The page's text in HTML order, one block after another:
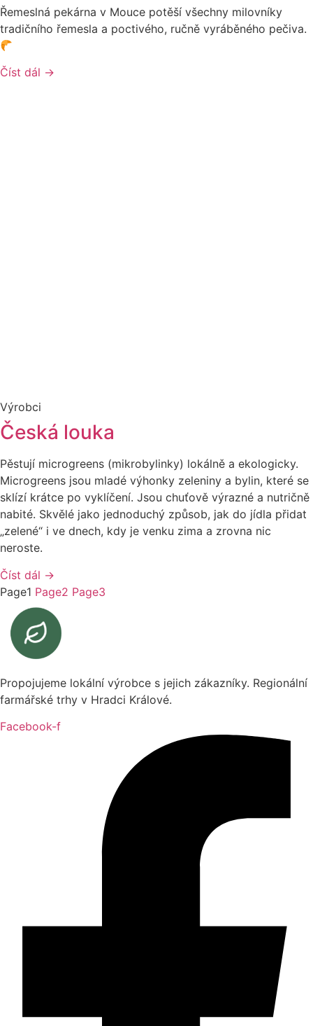
Řemeslná pekárna v Mouce potěší všechny milovníky
tradičního řemesla a poctivého, ručně vyráběného pečiva.
Číst dál →
nabité. Skvělé jako jednoduchý způsob, jak do jídla přidat
„zelené“ i ve dnech, kdy je venku zima a zrovna nic
neroste.
Číst dál →
Page1 Page2 Page3
Propojujeme lokální výrobce s jejich zákazníky. Regionální
farmářské trhy v Hradci Králové.
Facebook-f